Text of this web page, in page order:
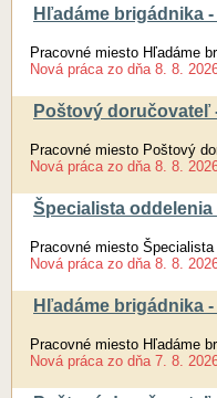
Hľadáme brigádnika
Pracovné miesto Hľadáme
Nová práca zo dňa 8. 8.
Poštový doručovateľ
Pracovné miesto Poštový
Nová práca zo dňa 8. 8.
Špecialista
Pracovné miesto
Nová práca zo dňa 8. 8.
Hľadáme brigádnika
Pracovné miesto Hľadáme
Nová práca zo dňa 7. 8.